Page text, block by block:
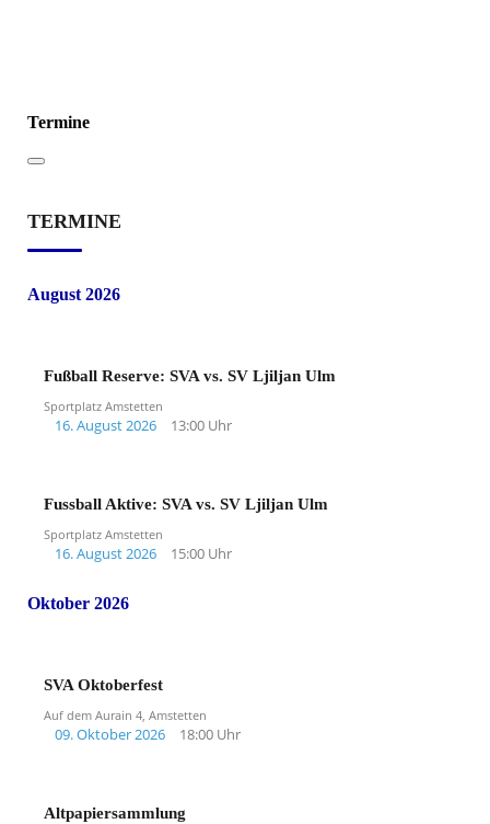
Termine
TERMINE
August 2026
Fußball Reserve: SVA vs. SV Ljiljan Ulm
Sportplatz Amstetten
16. August 2026 13:00 Uhr
Fussball Aktive: SVA vs. SV Ljiljan Ulm
Sportplatz Amstetten
16. August 2026 15:00 Uhr
Oktober 2026
SVA Oktoberfest
Auf dem Aurain 4, Amstetten
09. Oktober 2026 18:00 Uhr
Altpapiersammlung